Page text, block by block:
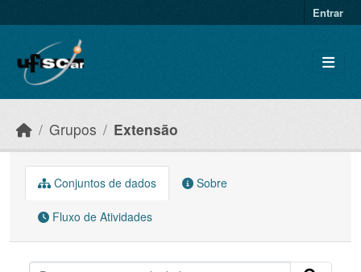
Entrar
Grupos Extensão
Conjuntos de dados Sobre
Fluxo de Atividades